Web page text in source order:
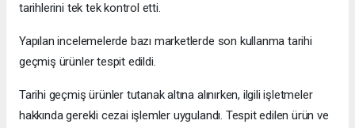
tarihlerini tek tek kontrol etti.
Yapılan incelemelerde bazı marketlerde son kullanma tarihi
geçmiş ürünler tespit edildi.
Tarihi geçmiş ürünler tutanak altına alınırken, ilgili işletmeler
hakkında gerekli cezai işlemler uygulandı. Tespit edilen ürün ve